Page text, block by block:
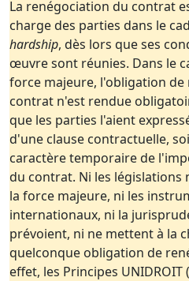
La renégociation du contrat
charge des parties dans le
hardship, dès lors que ses
œuvre sont réunies. Dans le
force majeure, l'obligation
contrat n'est rendue
que les parties l'aient
d'une clause contractuelle,
caractère temporaire de
du contrat. Ni les législations
la force majeure, ni les
internationaux, ni la
prévoient, ni ne mettent à la
quelconque obligation de
effet, les Principes UNIDROIT